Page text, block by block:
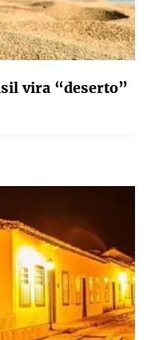
vira “deserto”